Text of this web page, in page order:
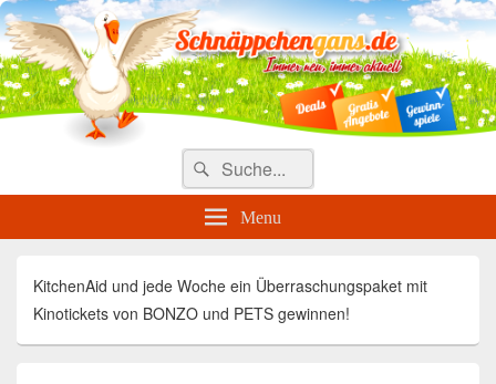
Täglich die besten Gewinnspiele
und Angebote
Search
for:
Suche
Menu
KitchenAid und jede Woche ein Überraschungspaket mit
Kinotickets von BONZO und PETS gewinnen!